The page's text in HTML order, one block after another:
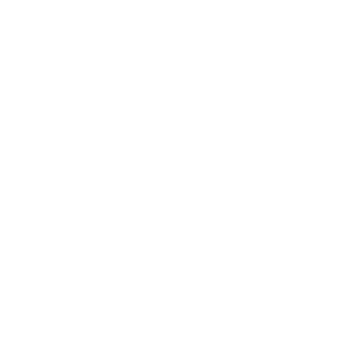
или отремонтированной техники;
по страхованию гражданской ответственности владельцев
платежей в размерах, установленных федеральным